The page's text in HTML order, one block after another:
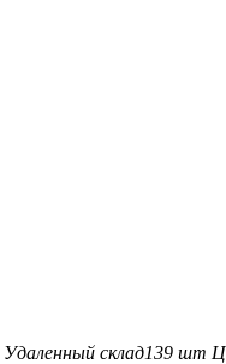
Удаленный склад139 шт